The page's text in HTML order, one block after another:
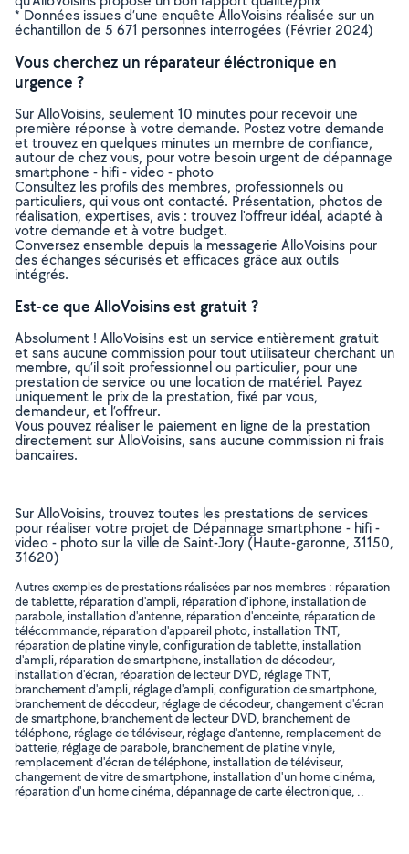
* Données issues d’une enquête AlloVoisins réalisée sur un
échantillon de 5 671 personnes interrogées (Février 2024)
Vous cherchez un réparateur éléctronique en
urgence ?
Sur AlloVoisins, seulement 10 minutes pour recevoir une
première réponse à votre demande. Postez votre demande
et trouvez en quelques minutes un membre de confiance,
autour de chez vous, pour votre besoin urgent de dépannage
smartphone - hifi - video - photo
Consultez les profils des membres, professionnels ou
particuliers, qui vous ont contacté. Présentation, photos de
réalisation, expertises, avis : trouvez l'offreur idéal, adapté à
votre demande et à votre budget.
Conversez ensemble depuis la messagerie AlloVoisins pour
des échanges sécurisés et efficaces grâce aux outils
intégrés.
Est-ce que AlloVoisins est gratuit ?
Absolument ! AlloVoisins est un service entièrement gratuit
et sans aucune commission pour tout utilisateur cherchant un
membre, qu’il soit professionnel ou particulier, pour une
prestation de service ou une location de matériel. Payez
uniquement le prix de la prestation, fixé par vous,
demandeur, et l’offreur.
Vous pouvez réaliser le paiement en ligne de la prestation
directement sur AlloVoisins, sans aucune commission ni frais
bancaires.
Sur AlloVoisins, trouvez toutes les prestations de services
pour réaliser votre projet de Dépannage smartphone - hifi -
video - photo sur la ville de Saint-Jory (Haute-garonne, 31150,
31620)
Autres exemples de prestations réalisées par nos membres : réparation
de tablette, réparation d'ampli, réparation d'iphone, installation de
parabole, installation d'antenne, réparation d'enceinte, réparation de
télécommande, réparation d'appareil photo, installation TNT,
réparation de platine vinyle, configuration de tablette, installation
d'ampli, réparation de smartphone, installation de décodeur,
installation d'écran, réparation de lecteur DVD, réglage TNT,
branchement d'ampli, réglage d'ampli, configuration de smartphone,
branchement de décodeur, réglage de décodeur, changement d'écran
de smartphone, branchement de lecteur DVD, branchement de
téléphone, réglage de téléviseur, réglage d'antenne, remplacement de
batterie, réglage de parabole, branchement de platine vinyle,
remplacement d'écran de téléphone, installation de téléviseur,
changement de vitre de smartphone, installation d'un home cinéma,
réparation d'un home cinéma, dépannage de carte électronique, ..